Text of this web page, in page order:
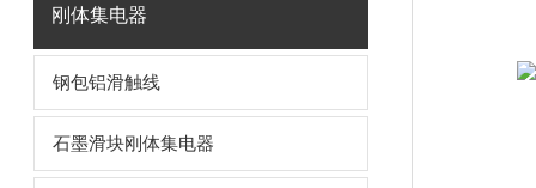
刚体集电器
钢包铝滑触线
石墨滑块刚体集电器